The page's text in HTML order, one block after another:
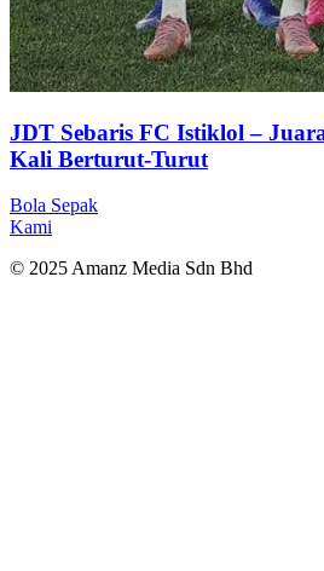
JDT Sebaris FC Istiklol –
Kali Berturut-Turut
Bola Sepak
Kami
© 2025 Amanz Media Sdn Bhd